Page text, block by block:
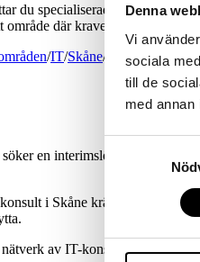
Denna
Vi
sociala
till de
med
du specialiserade IT-konsulter
där kraven förändras
/IT/Skåne/
IT-konsulter
en interimslösning för en
i Skåne kräver mer än att
av IT-konsulter i och